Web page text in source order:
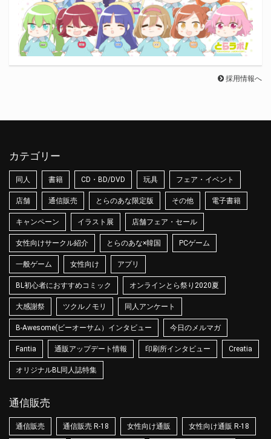
採用情報へ
カテゴリー
同人 書籍 CD・BD/DVD 玩具 フェア・イベント
店舗 通信販売 とらのあな限定版 その他 電子書籍
キャンペーン イラスト展 店舗フェア・セール
女性向けサークル紹介 とらのあな×韓国 PCゲーム
一般ゲーム 女性向け アプリ
BL初心者におすすめコミック オンラインとら祭り2020夏
大感謝祭 ツクルノモリ 同人アンケート
B-Awesome(ビーオーサム）インタビュー 今日のメルマガ
Fantia 通販アップデート情報 印刷所インタビュー Creatia
オリジナルBL同人誌特集
通信販売
通信販売 通信販売 R-18 女性向け通販 女性向け通販 R-18